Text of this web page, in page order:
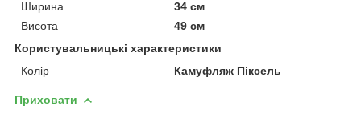
Ширина
34 см
Висота
49 см
Користувальницькі характеристики
Колір
Камуфляж Піксель
Приховати